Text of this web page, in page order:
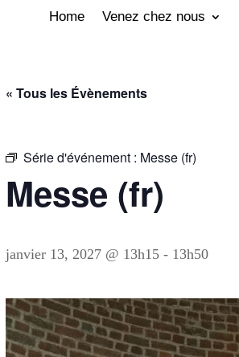
Home Venez chez nous
« Tous les Évènements
Série d'événement : Messe (fr)
Messe (fr)
janvier 13, 2027 @ 13h15 - 13h50